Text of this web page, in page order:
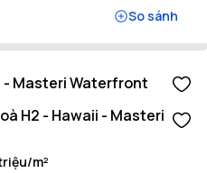
So sánh
- Masteri Waterfront
H2 - Hawaii - Masteri
m²